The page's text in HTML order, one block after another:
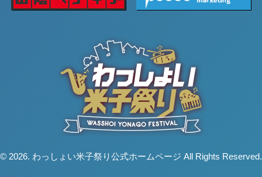
© 2026. わっしょい米子祭り公式ホームページ All Rights Reserved.